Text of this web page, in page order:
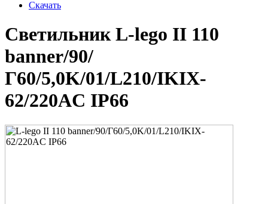
Скачать
Светильник L-lego II 110
banner/90/
Г60/5,0K/01/L210/IKIX-
62/220AC IP66